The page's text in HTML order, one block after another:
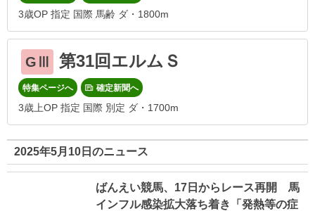
3歳OP 指定 国際 馬齢 ダ・1800m
GⅢ 第31回エルムＳ
特集ページへ 確定新聞へ
3歳上OP 指定 国際 別定 ダ・1700m
2025年5月10日のニュース
ばんえい競馬、17日からレース再開 馬
インフル感染拡大落ち着き「発熱等の症